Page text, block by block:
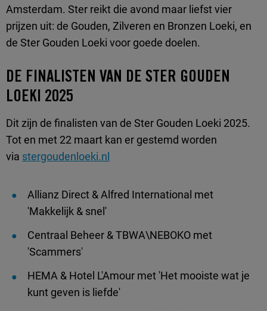
Amsterdam. Ster reikt die avond maar liefst vier
prijzen uit: de Gouden, Zilveren en Bronzen Loeki, en
de Ster Gouden Loeki voor goede doelen.
DE FINALISTEN VAN DE STER GOUDEN
LOEKI 2025
Dit zijn de finalisten van de Ster Gouden Loeki 2025.
Tot en met 22 maart kan er gestemd worden
via stergoudenloeki.nl
Allianz Direct & Alfred International met
'Makkelijk & snel'
Centraal Beheer & TBWA\NEBOKO met
'Scammers'
HEMA & Hotel L'Amour met 'Het mooiste wat je
kunt geven is liefde'